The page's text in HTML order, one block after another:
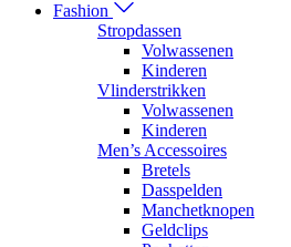
Fashion
Stropdassen
Volwassenen
Kinderen
Vlinderstrikken
Volwassenen
Kinderen
Men’s Accessoires
Bretels
Dasspelden
Manchetknopen
Geldclips